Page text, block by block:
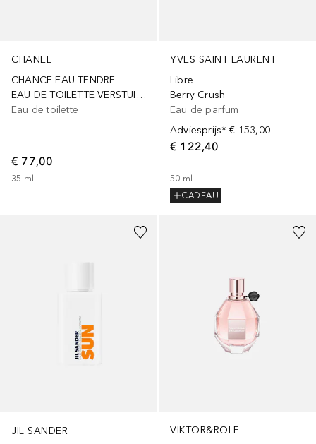
CHANEL
CHANCE EAU TENDRE
EAU DE TOILETTE VERSTUIVER
Eau de toilette
€ 77,00
35 ml
YVES SAINT LAURENT
Libre
Berry Crush
Eau de parfum
Adviesprijs* € 153,00
€ 122,40
50 ml
CADEAU
JIL SANDER
VIKTOR&ROLF